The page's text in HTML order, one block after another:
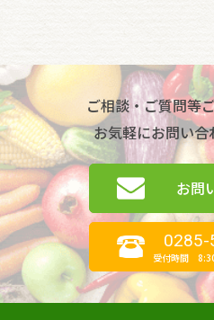
ご相談・ご質問等
お気軽にお問い
お問
0285-
受付時間